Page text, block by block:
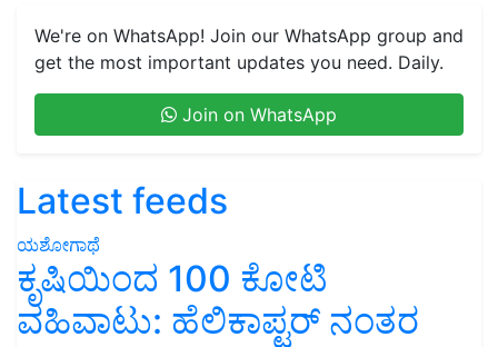
get the most important updates you need. Daily.
ಯಶೋಗಾಥೆ
ಕೃಷಿಯಿಂದ 100 ಕೋಟಿ
ವಹಿವಾಟು: ಹೆಲಿಕಾಪ್ಟರ್ ನಂತರ
ಈಗ ವಿಮಾನದ ಮೂಲಕ ಕೃಷಿ ಕ್ರಾಂತಿ